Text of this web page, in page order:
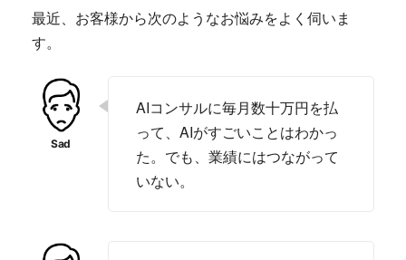
最近、お客様から次のようなお悩みをよく伺いま
す。
AIコンサルに毎月数十万円を払
って、AIがすごいことはわかっ
た。でも、業績にはつながって
いない。